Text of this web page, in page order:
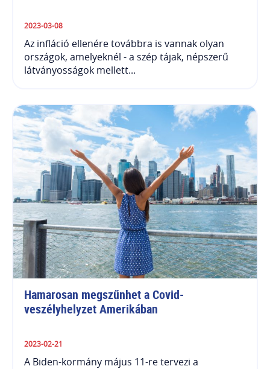
2023-03-08
Az infláció ellenére továbbra is vannak olyan
országok, amelyeknél - a szép tájak, népszerű
látványosságok mellett...
Hamarosan megszűnhet a Covid-
veszélyhelyzet Amerikában
2023-02-21
A Biden-kormány május 11-re tervezi a